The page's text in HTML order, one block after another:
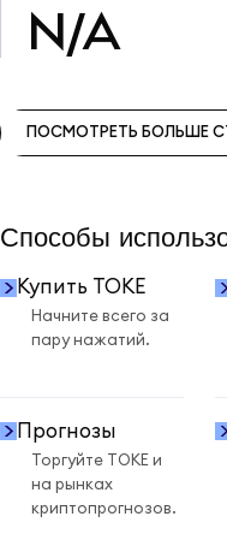
N/A
ПОСМОТРЕТЬ БОЛЬШЕ
Способы
Купить TOKE
Начните всего за
пару нажатий.
Прогнозы
Торгуйте TOKE и
на рынках
криптопрогнозов.